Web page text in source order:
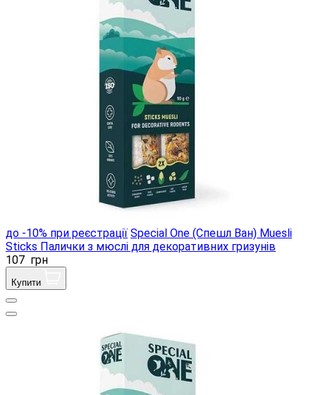
до -10% при реєстрації Special One (Спешл Ван) Muesli
Sticks Палички з мюслі для декоративних гризунів
107 грн
Купити